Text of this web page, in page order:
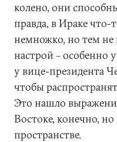
колено, они
правда, в Ираке что-
немножко, но тем
настрой – особенно
у вице-президента
чтобы
Это нашло
Востоке, конечно,
пространстве.